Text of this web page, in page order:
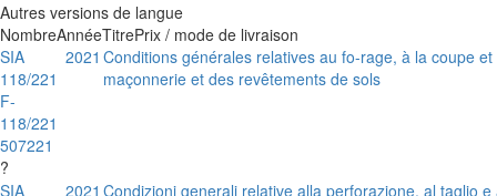
Autres versions de langue
NombreAnnéeTitrePrix / mode de livraison
SIA
118/221
F-
118/221
507221
?
2021 Conditions générales relatives au fo-rage, à la coupe
maçonnerie et des revêtements de sols
SIA
2021 Condizioni generali relative alla perforazione, al taglio